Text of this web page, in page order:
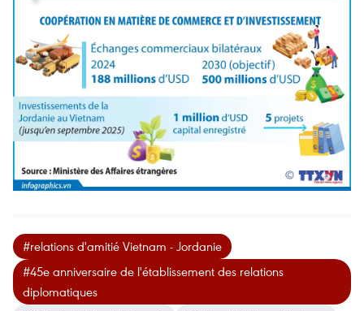
#relations d'amitié Vietnam - Jordanie
#45e anniversaire de l'établissement des relations
diplomatiques